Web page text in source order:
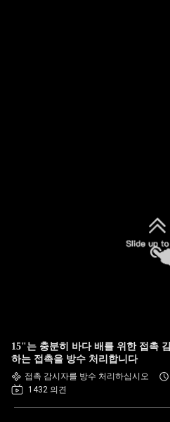
15"는 충분히 바다 배를 위한 접촉
하는 접촉을 방수 처리합니다
접촉 감시자를 방수 처리하십시오
1432 의견